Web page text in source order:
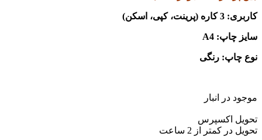
کاربری: 3 کاره (پرینت، کپی، اسکن)
سایز چاپ: A4
نوع چاپ: رنگی
موجود در انبار
تحویل اکسپرس
تحویل در کمتر از 2 ساعت